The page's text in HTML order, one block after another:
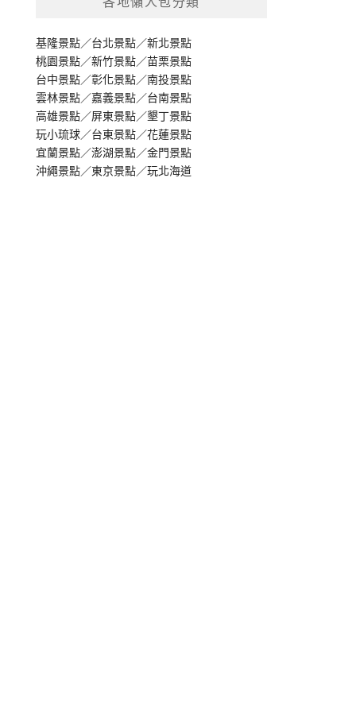
基隆景點／台北景點／新北景點
桃園景點／新竹景點／苗栗景點
台中景點／彰化景點／南投景點
雲林景點／嘉義景點／台南景點
高雄景點／屏東景點／墾丁景點
玩小琉球／台東景點／花蓮景點
宜蘭景點／澎湖景點／金門景點
沖繩景點／東京景點／玩北海道